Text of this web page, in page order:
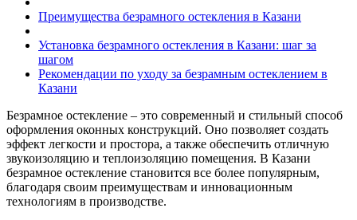
Преимущества безрамного остекления в Казани
Установка безрамного остекления в Казани: шаг за
шагом
Рекомендации по уходу за безрамным остеклением в
Казани
Безрамное остекление – это современный и стильный способ
оформления оконных конструкций. Оно позволяет создать
эффект легкости и простора, а также обеспечить отличную
звукоизоляцию и теплоизоляцию помещения. В Казани
безрамное остекление становится все более популярным,
благодаря своим преимуществам и инновационным
технологиям в производстве.